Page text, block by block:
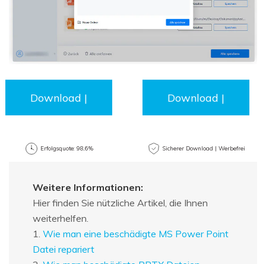
Download |
Erfolgsquote: 98,6%
Download |
Sicherer Download | Werbefrei
Weitere Informationen:
Hier finden Sie nützliche Artikel, die Ihnen
weiterhelfen.
1. Wie man eine beschädigte MS Power Point
Datei repariert